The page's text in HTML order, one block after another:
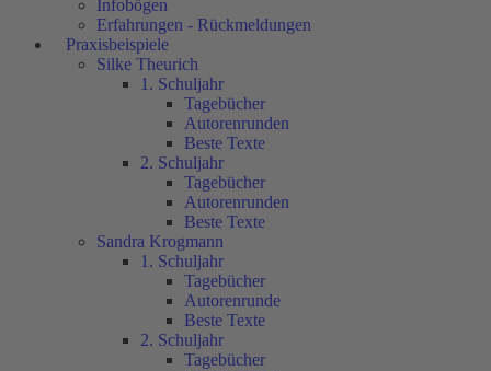
Infobögen
Erfahrungen - Rückmeldungen
Praxisbeispiele
Silke Theurich
1. Schuljahr
Tagebücher
Autorenrunden
Beste Texte
2. Schuljahr
Tagebücher
Autorenrunden
Beste Texte
Sandra Krogmann
1. Schuljahr
Tagebücher
Autorenrunde
Beste Texte
2. Schuljahr
Tagebücher